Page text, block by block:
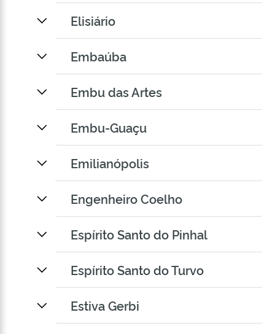
Elisiário
Embaúba
Embu das Artes
Embu-Guaçu
Emilianópolis
Engenheiro Coelho
Espírito Santo do Pinhal
Espírito Santo do Turvo
Estiva Gerbi